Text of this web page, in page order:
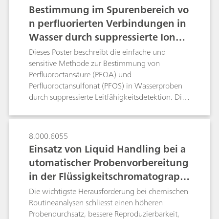
Wirkstoff aus. Dadurch wird die Analysezeit
beträchtlich verkürzt, ausserdem werden
Empfindlichkeit und Trennschärfe verbessert.
Neben der hier behandelten Bestimmung von
Monomethylamin in Nebivololhydrochlorid ist
die CCME-Technik ein vielversprechendes
Werkzeug zur Detektion weiterer
niedermolekularer Amine in einem breiten
Wirkstoffbereich.
Bestimmung im Spurenbereich vo
n perfluorierten Verbindungen in
Wasser durch suppressierte Ionen
chromatographie mit Inline-Matri
xeliminierung
Dieses Poster beschreibt die einfache und
sensitive Methode zur Bestimmung von
Perfluoroctansäure (PFOA) und
Perfluoroctansulfonat (PFOS) in Wasserproben
durch suppressierte Leitfähigkeitsdetektion. Die
auf einer 35 °C warmen Reversed Phase-Säule
mittels einer wässrigen mobilen Phase unter
Verwendung von Borsäure und Acetonitril
erreicht. Der PFOA- und PFOS-Gehalt in der
Wassermatrix wurde durch direkte Injektion mit
einer 1000 μL-Schleife gemessen. Für einen
Konzentrationsbereich von 2 bis 50 μg/mL und
10 bis 250 μg/mL ergab die lineare
Kalibrierkurve für PFOA und PFOS
8.000.6055
Einsatz von Liquid Handling bei a
utomatischer Probenvorbereitung
in der Flüssigkeitschromatographi
e
Die wichtigste Herausforderung bei chemischen
Routineanalysen schliesst einen höheren
Probendurchsatz, bessere Reproduzierbarkeit,